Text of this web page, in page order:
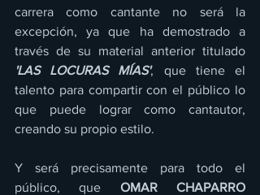
carrera como cantante no será la
excepción, ya que ha demostrado a
través de su material anterior titulado
'LAS LOCURAS MÍAS', que tiene el
talento para compartir con el público lo
que puede lograr como cantautor,
creando su propio estilo.
Y será precisamente para todo el
público, que